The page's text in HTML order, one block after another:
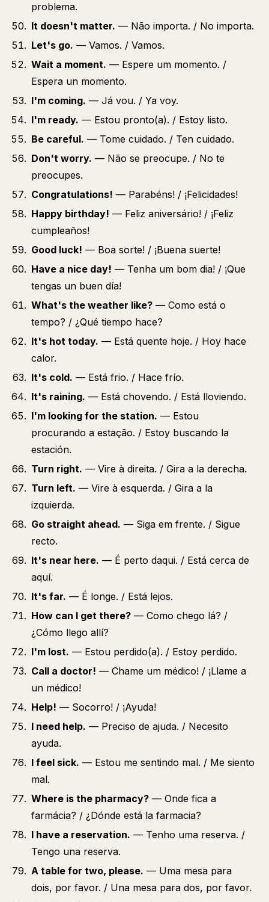
problema.
It doesn't matter. — Não importa. / No importa.
Let's go. — Vamos. / Vamos.
Wait a moment. — Espere um momento. /
Espera un momento.
I'm coming. — Já vou. / Ya voy.
I'm ready. — Estou pronto(a). / Estoy listo.
Be careful. — Tome cuidado. / Ten cuidado.
Don't worry. — Não se preocupe. / No te
preocupes.
Congratulations! — Parabéns! / ¡Felicidades!
Happy birthday! — Feliz aniversário! / ¡Feliz
cumpleaños!
Good luck! — Boa sorte! / ¡Buena suerte!
Have a nice day! — Tenha um bom dia! / ¡Que
tengas un buen día!
What's the weather like? — Como está o
tempo? / ¿Qué tiempo hace?
It's hot today. — Está quente hoje. / Hoy hace
calor.
It's cold. — Está frio. / Hace frío.
It's raining. — Está chovendo. / Está lloviendo.
I'm looking for the station. — Estou
procurando a estação. / Estoy buscando la
estación.
Turn right. — Vire à direita. / Gira a la derecha.
Turn left. — Vire à esquerda. / Gira a la
izquierda.
Go straight ahead. — Siga em frente. / Sigue
recto.
It's near here. — É perto daqui. / Está cerca de
aquí.
It's far. — É longe. / Está lejos.
How can I get there? — Como chego lá? /
¿Cómo llego allí?
I'm lost. — Estou perdido(a). / Estoy perdido.
Call a doctor! — Chame um médico! / ¡Llame a
un médico!
Help! — Socorro! / ¡Ayuda!
I need help. — Preciso de ajuda. / Necesito
ayuda.
I feel sick. — Estou me sentindo mal. / Me siento
mal.
Where is the pharmacy? — Onde fica a
farmácia? / ¿Dónde está la farmacia?
I have a reservation. — Tenho uma reserva. /
Tengo una reserva.
A table for two, please. — Uma mesa para
dois, por favor. / Una mesa para dos, por favor.